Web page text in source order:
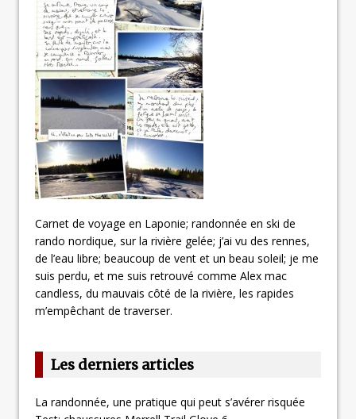
Carnet de voyage en Laponie; randonnée en ski de
rando nordique, sur la rivière gelée; j’ai vu des rennes,
de l’eau libre; beaucoup de vent et un beau soleil; je me
suis perdu, et me suis retrouvé comme Alex mac
candless, du mauvais côté de la rivière, les rapides
m’empêchant de traverser.
Les derniers articles
La randonnée, une pratique qui peut s’avérer risquée